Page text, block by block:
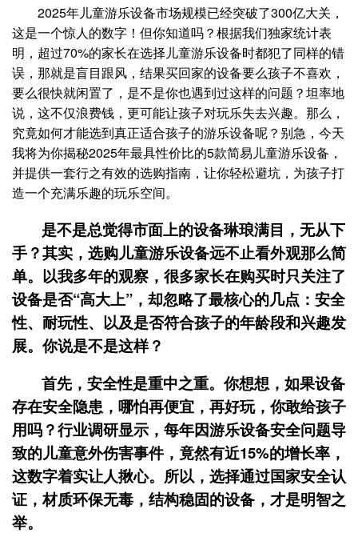
2025年儿童游乐设备市场规模已经突破了300亿大关，
这是一个惊人的数字！但你知道吗？根据我们独家统计表
明，超过70%的家长在选择儿童游乐设备时都犯了同样的错
误，那就是盲目跟风，结果买回家的设备要么孩子不喜欢，
要么很快就闲置了，是不是你也遇到过这样的问题？坦率地
说，这不仅浪费钱，更可能让孩子对玩乐失去兴趣。那么，
究竟如何才能选到真正适合孩子的游乐设备呢？别急，今天
我将为你揭秘2025年最具性价比的5款简易儿童游乐设备，
并提供一套行之有效的选购指南，让你轻松避坑，为孩子打
造一个充满乐趣的玩乐空间。
是不是总觉得市面上的设备琳琅满目，无从下
手？其实，选购儿童游乐设备远不止看外观那么简
单。以我多年的观察，很多家长在购买时只关注了
设备是否“高大上”，却忽略了最核心的几点：安全
性、耐玩性、以及是否符合孩子的年龄段和兴趣发
展。你说是不是这样？
首先，安全性是重中之重。你想想，如果设备
存在安全隐患，哪怕再便宜，再好玩，你敢给孩子
用吗？行业调研显示，每年因游乐设备安全问题导
致的儿童意外伤害事件，竟然有近15%的增长率，
这数字着实让人揪心。所以，选择通过国家安全认
证，材质环保无毒，结构稳固的设备，才是明智之
举。